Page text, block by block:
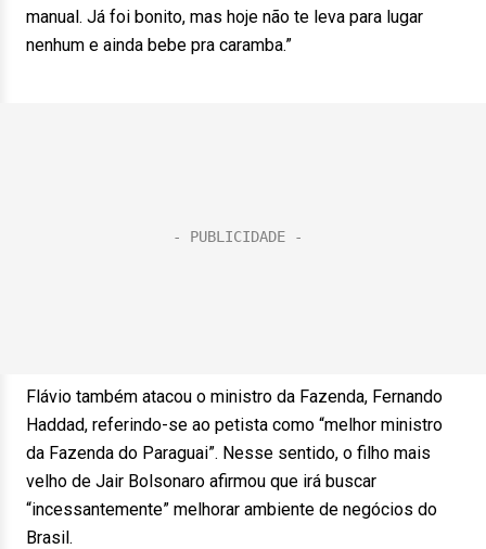
manual. Já foi bonito, mas hoje não te leva para lugar
nenhum e ainda bebe pra caramba.”
Flávio também atacou o ministro da Fazenda, Fernando
Haddad, referindo-se ao petista como “melhor ministro
da Fazenda do Paraguai”. Nesse sentido, o filho mais
velho de Jair Bolsonaro afirmou que irá buscar
“incessantemente” melhorar ambiente de negócios do
Brasil.